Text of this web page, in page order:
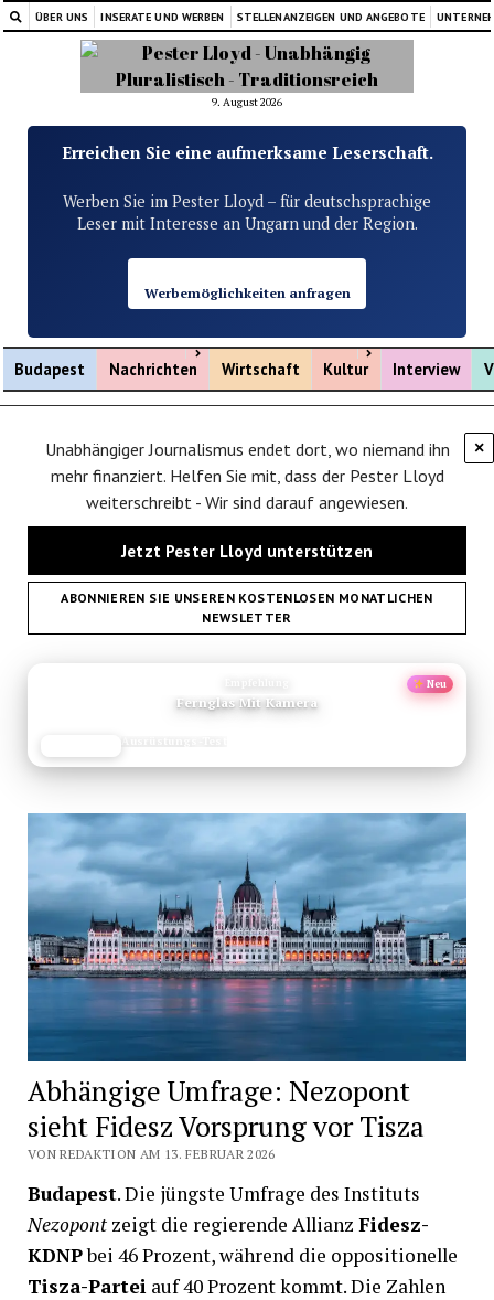
ÜBER UNS INSERATE UND WERBEN STELLENANZEIGEN UND ANGEBOTE
9. August 2026
Erreichen Sie eine aufmerksame Leserschaft.
Werben Sie im Pester Lloyd – für deutschsprachige
Leser mit Interesse an Ungarn und der Region.
Werbemöglichkeiten anfragen
Budapest Nachrichten
Menü öffnen
Wirtschaft Kultur
Menü öffnen
Interview
×
Unabhängiger Journalismus endet dort, wo niemand ihn
mehr finanziert. Helfen Sie mit, dass der Pester Lloyd
weiterschreibt - Wir sind darauf angewiesen.
Jetzt Pester Lloyd unterstützen
ABONNIEREN SIE UNSEREN KOSTENLOSEN MONATLICHEN
NEWSLETTER
Neu
Fernglas Mit Kamera
Abhängige Umfrage: Nezopont
sieht Fidesz Vorsprung vor Tisza
VON REDAKTION AM 13. FEBRUAR 2026
Budapest. Die jüngste Umfrage des Instituts
Nezopontzeigt die regierende Allianz Fidesz-
KDNPbei 46 Prozent, während die oppositionelle
Tisza-Parteiauf 40 Prozent kommt. Die Zahlen